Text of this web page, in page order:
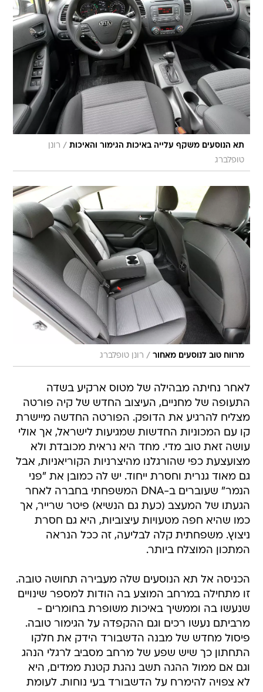
תא הנוסעים משקף עלייה באיכות הגימור והאיכות / רונן
טופלברג
מרווח טוב לנוסעים מאחור / רונן טופלברג
לאחר נחיתה מבהילה של מטוס ארקיע בשדה
התעופה של מחניים, העיצוב החדש של קיה פורטה
מצליח להרגיע את הדופק. הפורטה החדשה מיישרת
קו עם המכוניות החדשות שמגיעות לישראל, אך אולי
עושה זאת טוב מדי. מחד היא נראית מכובדת ולא
מצועצעת כפי שהורגלנו מהיצרניות הקוריאניות, אבל
גם מאוד גנרית וחסרת ייחוד. יש לה כמובן את "פני
הנמר" שעוברים ב-DNA המשפחתי בחברה לאחר
הגעתו של המעצב (כעת גם הנשיא) פיטר שרייר, אך
כמו שהיא חפה מטעויות עיצוביות, היא גם חסרת
ניצוץ. משפחתית קלה לבליעה, זה ככל הנראה
המתכון המוצלח ביותר.
הכניסה אל תא הנוסעים שלה מעבירה תחושה טובה.
זו מתחילה במרחב המוצע בה הודות למספר שינויים
שנעשו בה וממשיך באיכות משופרת בחומרים -
מרביתם נעשו רכים וגם ההקפדה על הגימור טובה.
פיסול מחדש של מבנה הדשבורד הידק את חלקו
התחתון כך שיש שפע של מרחב מסביב לרגלי הנהג
וגם אם ממול ההגה תשב נהגת קטנת ממדים, היא
לא צפויה להימרח על הדשבורד בעי נוחות. לעומת